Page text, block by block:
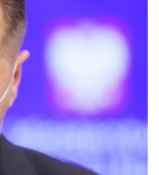
“niepokornych”
kandydatami, a
kontrole treści
klasowych. Zmiany
społeczne, których
może stać się
z
sprzeciwiającą się
Łobodą.Przemysław
kontrowersyjnych
“brońmy nas przed
idiotyzmów o
świnie wiedzą, jaka jest
Ministrem Edukacji i